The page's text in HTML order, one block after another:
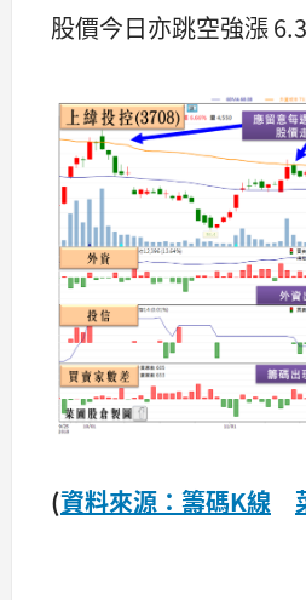
股價今日亦跳空強漲
(資料來源：籌碼K線